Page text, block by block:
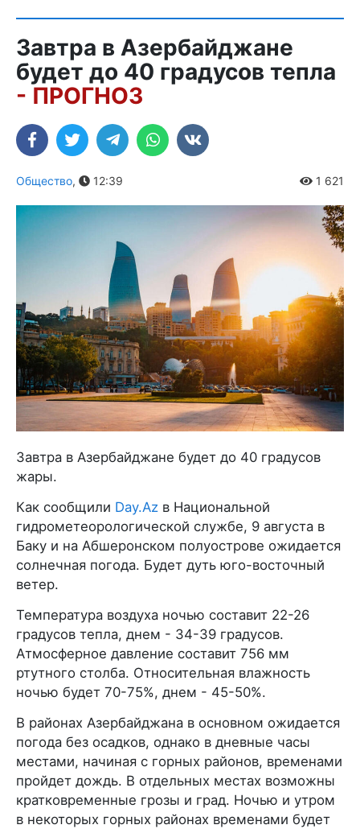
Завтра в Азербайджане
будет до 40 градусов тепла
- ПРОГНОЗ
Общество, 12:39 1 621
Завтра в Азербайджане будет до 40 градусов
жары.
Как сообщили Day.Az в Национальной
гидрометеорологической службе, 9 августа в
Баку и на Абшеронском полуострове ожидается
солнечная погода. Будет дуть юго-восточный
ветер.
Температура воздуха ночью составит 22-26
градусов тепла, днем - 34-39 градусов.
Атмосферное давление составит 756 мм
ртутного столба. Относительная влажность
ночью будет 70-75%, днем - 45-50%.
В районах Азербайджана в основном ожидается
погода без осадков, однако в дневные часы
местами, начиная с горных районов, временами
пройдет дождь. В отдельных местах возможны
кратковременные грозы и град. Ночью и утром
в некоторых горных районах временами будет